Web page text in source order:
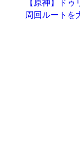
【原神】ド
周回ルートを